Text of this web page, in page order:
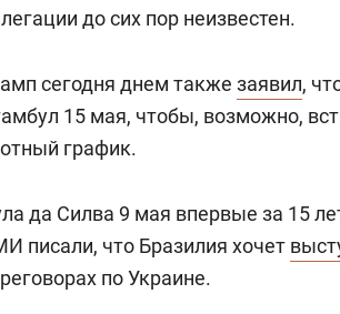
до сих пор неизвестен.
сегодня днем также заявил,
15 мая, чтобы, возможно,
график.
да Силва 9 мая впервые за 15
писали, что Бразилия хочет
по Украине.